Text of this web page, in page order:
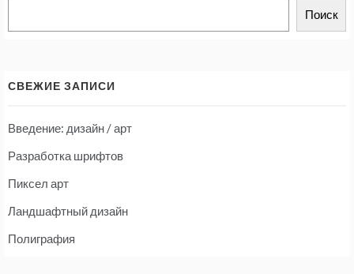
Поиск
СВЕЖИЕ ЗАПИСИ
Введение: дизайн / арт
Разработка шрифтов
Пиксел арт
Ландшафтный дизайн
Полиграфия